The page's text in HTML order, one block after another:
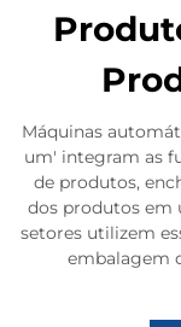
Máquinas
um' integram as
de produtos,
dos produtos em
setores utilizem
embalagem